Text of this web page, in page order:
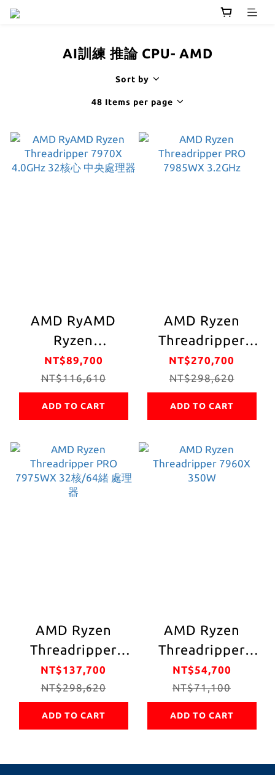
AI訓練 推論 CPU- AMD
Sort by
48 Items per page
AMD RyAMD
Ryzen
Threadripper
7970X 4.0GHz 32
NT$89,700
NT$116,610
ADD TO CART
AMD Ryzen
Threadripper
PRO 7985WX
3.2GHz
NT$270,700
NT$298,620
ADD TO CART
AMD Ryzen
Threadripper
PRO 7975WX 32
核/64緒 處理器
NT$137,700
NT$298,620
ADD TO CART
AMD Ryzen
Threadripper
7960X 350W
NT$54,700
NT$71,100
ADD TO CART